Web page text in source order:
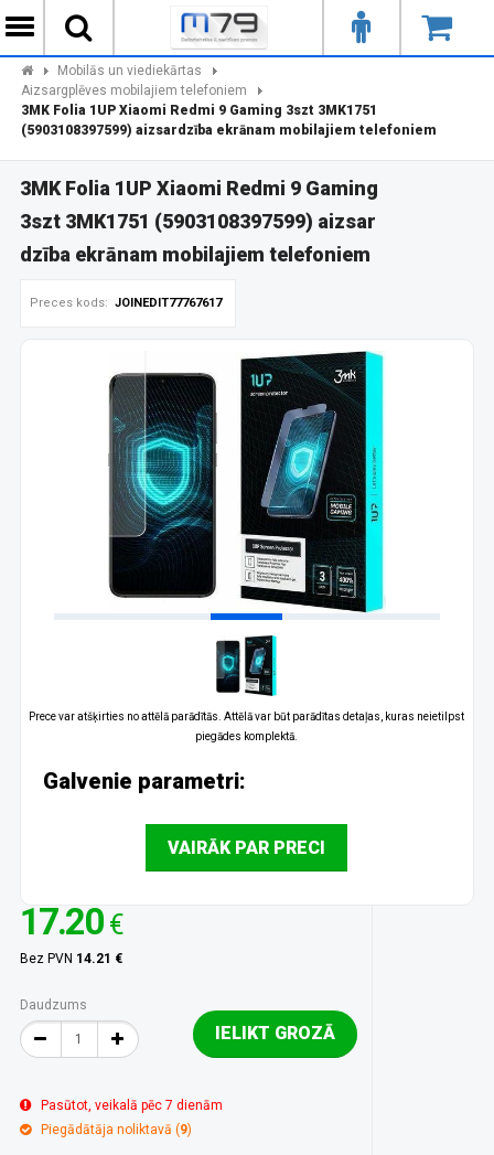
Mobilās un viediekārtas
Aizsargplēves mobilajiem telefoniem
3MK Folia 1UP Xiaomi Redmi 9 Gaming 3szt 3MK1751
(5903108397599) aizsardzība ekrānam mobilajiem telefoniem
3MK Folia 1UP Xiaomi Redmi 9 Gaming
3szt 3MK1751 (5903108397599) aizsar
dzība ekrānam mobilajiem telefoniem
Preces kods: JOINEDIT77767617
Prece var atšķirties no attēlā parādītās. Attēlā var būt parādītas detaļas, kuras neietilpst
piegādes komplektā.
Galvenie parametri:
VAIRĀK PAR PRECI
17.20 €
Bez PVN 14.21 €
Daudzums
IELIKT GROZĀ
Pasūtot, veikalā pēc 7 dienām
Piegādātāja noliktavā (9)